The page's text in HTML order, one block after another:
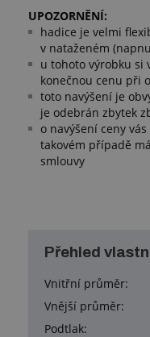
UPOZORNĚNÍ:
hadice je velmi
v nataženém
u tohoto výrobku si
konečnou cenu při
toto navýšení je
je odebrán zbytek
o navýšení ceny
takovém případě
smlouvy
Přehled
Vnitřní průměr:
Vnější průměr:
Podtlak: